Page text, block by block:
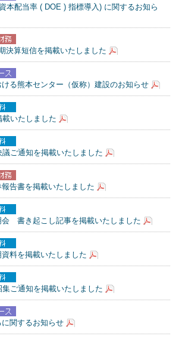
本配当率 ( DOE ) 指標導入) に関するお知ら
決算短信を掲載いたしました
る熊本センター（仮称）建設のお知らせ
いたしました
ご通知を掲載いたしました
告書を掲載いたしました
会 書き起こし記事を掲載いたしました
料を掲載いたしました
ご通知を掲載いたしました
関するお知らせ